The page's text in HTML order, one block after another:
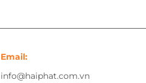
Email:
info@haiphat.com.vn